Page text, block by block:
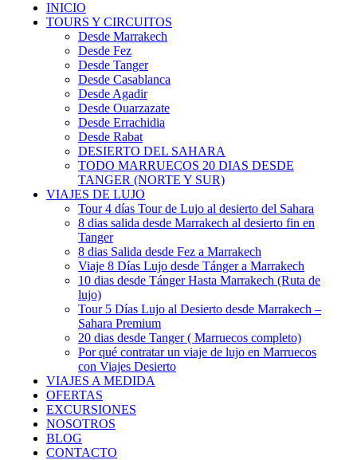
INICIO
TOURS Y CIRCUITOS
Desde Marrakech
Desde Fez
Desde Tanger
Desde Casablanca
Desde Agadir
Desde Ouarzazate
Desde Errachidia
Desde Rabat
DESIERTO DEL SAHARA
TODO MARRUECOS 20 DIAS DESDE
TANGER (NORTE Y SUR)
VIAJES DE LUJO
Tour 4 días Tour de Lujo al desierto del Sahara
8 dias salida desde Marrakech al desierto fin en
Tanger
8 dias Salida desde Fez a Marrakech
Viaje 8 Días Lujo desde Tánger a Marrakech
10 dias desde Tánger Hasta Marrakech (Ruta de
lujo)
Tour 5 Días Lujo al Desierto desde Marrakech –
Sahara Premium
20 dias desde Tanger ( Marruecos completo)
Por qué contratar un viaje de lujo en Marruecos
con Viajes Desierto
VIAJES A MEDIDA
OFERTAS
EXCURSIONES
NOSOTROS
BLOG
CONTACTO